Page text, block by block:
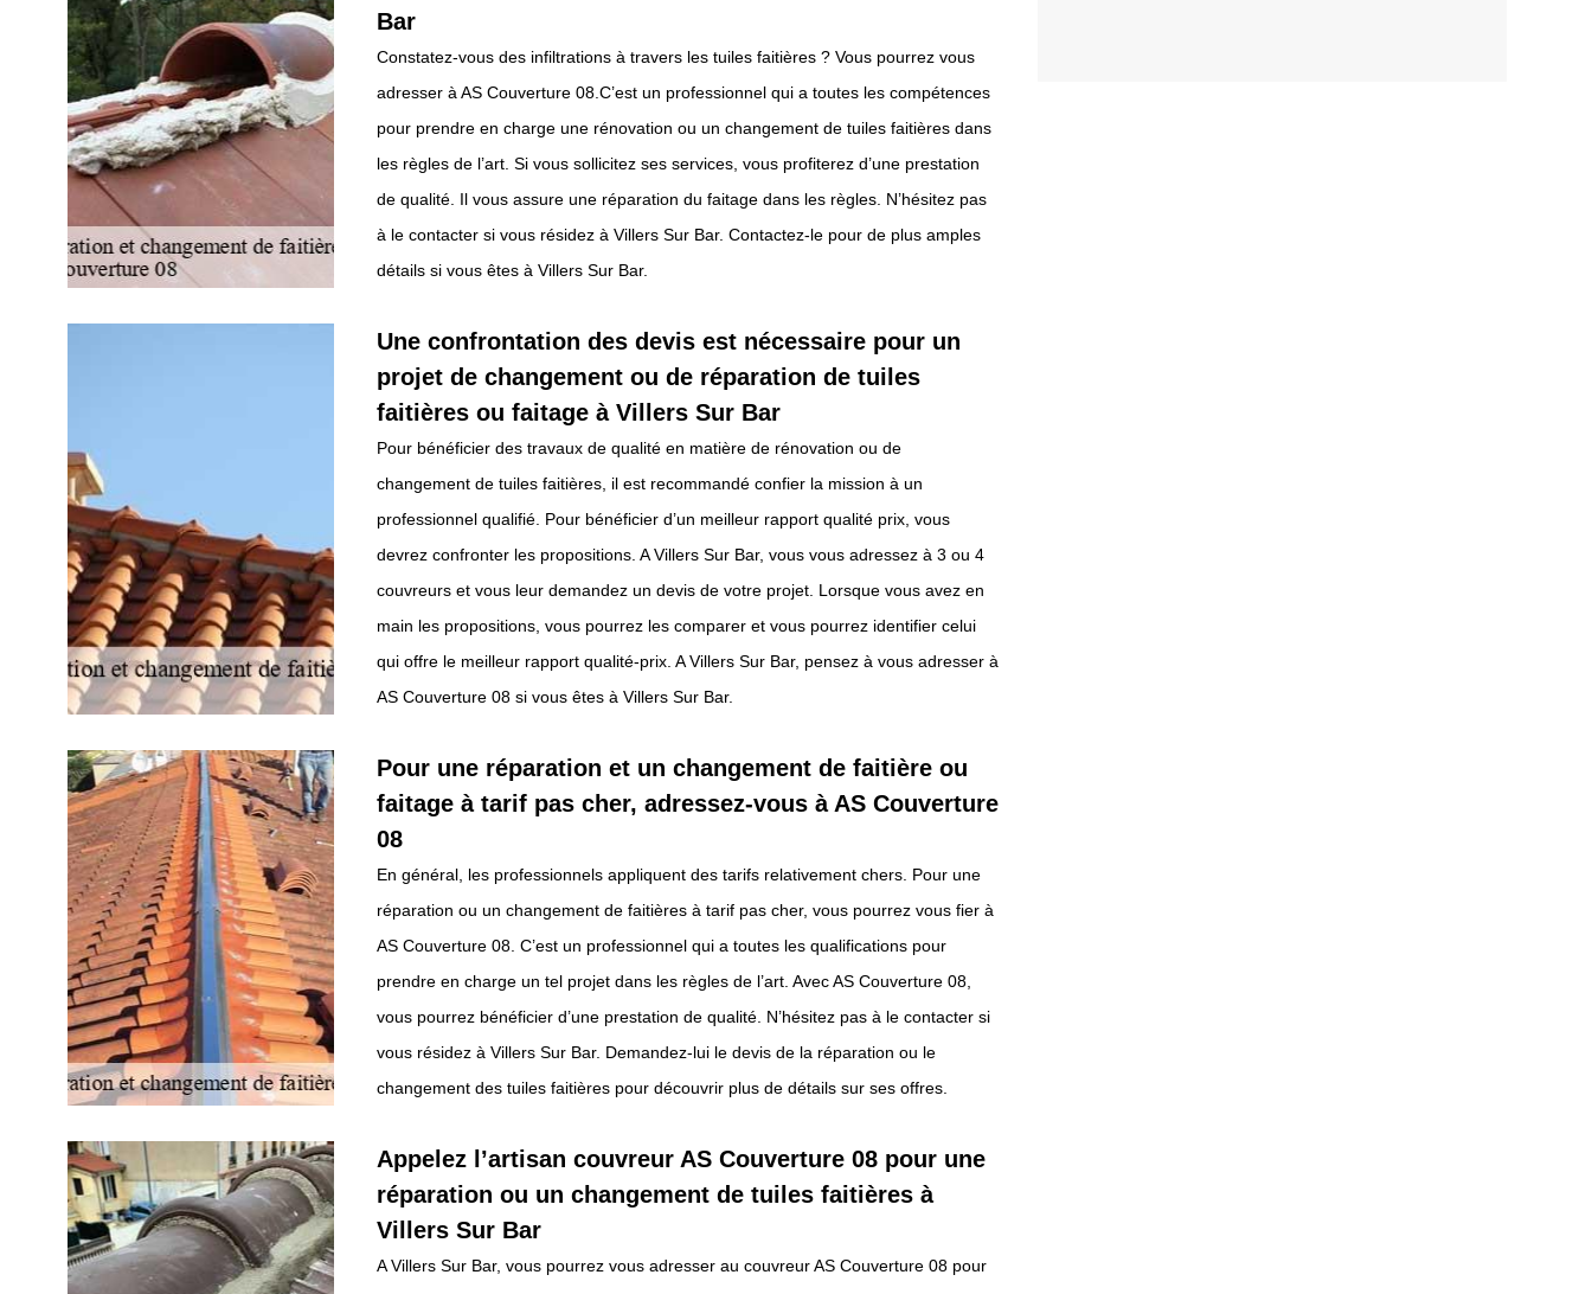
Bar
Constatez-vous des infiltrations à travers les tuiles faitières ? Vous pourrez vous
adresser à AS Couverture 08.C’est un professionnel qui a toutes les compétences
pour prendre en charge une rénovation ou un changement de tuiles faitières dans
les règles de l’art. Si vous sollicitez ses services, vous profiterez d’une prestation
de qualité. Il vous assure une réparation du faitage dans les règles. N’hésitez pas
à le contacter si vous résidez à Villers Sur Bar. Contactez-le pour de plus amples
détails si vous êtes à Villers Sur Bar.
Une confrontation des devis est nécessaire pour un
projet de changement ou de réparation de tuiles
faitières ou faitage à Villers Sur Bar
Pour bénéficier des travaux de qualité en matière de rénovation ou de
changement de tuiles faitières, il est recommandé confier la mission à un
professionnel qualifié. Pour bénéficier d’un meilleur rapport qualité prix, vous
devrez confronter les propositions. A Villers Sur Bar, vous vous adressez à 3 ou 4
couvreurs et vous leur demandez un devis de votre projet. Lorsque vous avez en
main les propositions, vous pourrez les comparer et vous pourrez identifier celui
qui offre le meilleur rapport qualité-prix. A Villers Sur Bar, pensez à vous adresser à
AS Couverture 08 si vous êtes à Villers Sur Bar.
Pour une réparation et un changement de faitière ou
faitage à tarif pas cher, adressez-vous à AS Couverture
08
En général, les professionnels appliquent des tarifs relativement chers. Pour une
réparation ou un changement de faitières à tarif pas cher, vous pourrez vous fier à
AS Couverture 08. C’est un professionnel qui a toutes les qualifications pour
prendre en charge un tel projet dans les règles de l’art. Avec AS Couverture 08,
vous pourrez bénéficier d’une prestation de qualité. N’hésitez pas à le contacter si
vous résidez à Villers Sur Bar. Demandez-lui le devis de la réparation ou le
changement des tuiles faitières pour découvrir plus de détails sur ses offres.
Appelez l’artisan couvreur AS Couverture 08 pour une
réparation ou un changement de tuiles faitières à
Villers Sur Bar
A Villers Sur Bar, vous pourrez vous adresser au couvreur AS Couverture 08 pour